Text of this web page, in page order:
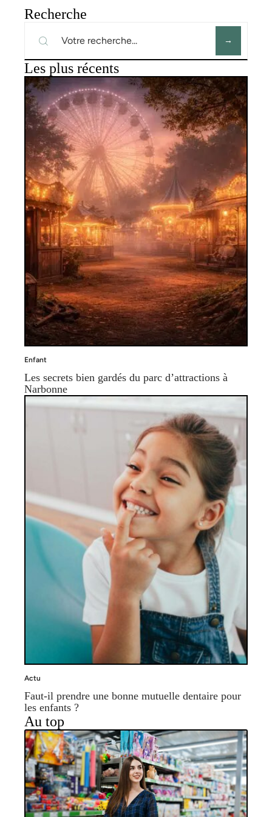
Recherche
Les plus récents
Enfant
Les secrets bien gardés du parc d’attractions à
Narbonne
Actu
Faut-il prendre une bonne mutuelle dentaire pour
les enfants ?
Au top